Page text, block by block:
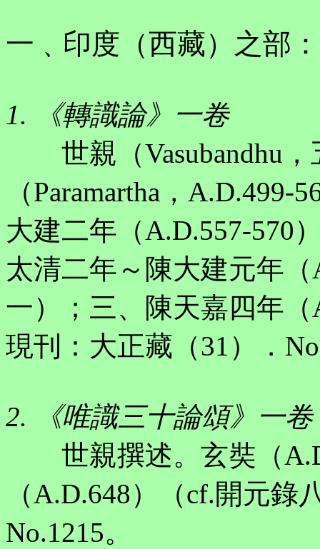
一﹑印度（西藏）之部
1. 《轉識論》一卷
世親（Vasubandhu，
（Paramartha，
大建二年（A.D.557-570
太清二年～陳大建元年
一）；三、陳天嘉四年
現刊：大正藏（31）．
2. 《唯識三十論頌》一卷
世親撰述。玄奘（
（A.D.648）（cf.開元
No.1215。